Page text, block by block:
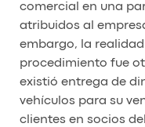
comercial en una
atribuidos al
embargo, la
procedimiento fue
existió entrega de
vehículos para su
clientes en socios